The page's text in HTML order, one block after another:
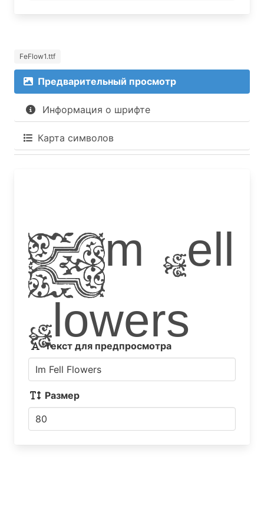
FeFlow1.ttf
Предварительный просмотр
Информация о шрифте
Карта символов
Текст для предпросмотра
Размер